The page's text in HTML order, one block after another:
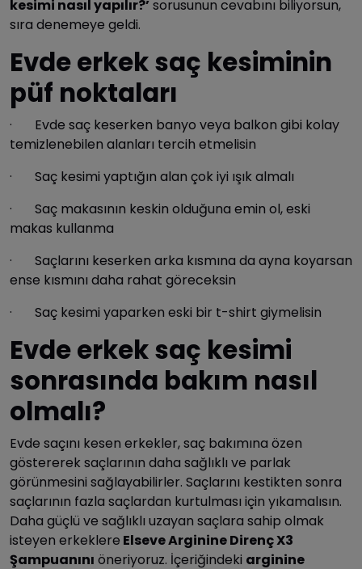
kesimi nasıl yapılır?’sorusunun cevabını biliyorsun,
sıra denemeye geldi.
Evde erkek saç kesiminin
püf noktaları
· Evde saç keserken banyo veya balkon gibi kolay
temizlenebilen alanları tercih etmelisin
· Saç kesimi yaptığın alan çok iyi ışık almalı
· Saç makasının keskin olduğuna emin ol, eski
makas kullanma
· Saçlarını keserken arka kısmına da ayna koyarsan
ense kısmını daha rahat göreceksin
· Saç kesimi yaparken eski bir t-shirt giymelisin
Evde erkek saç kesimi
sonrasında bakım nasıl
olmalı?
Evde saçını kesen erkekler, saç bakımına özen
göstererek saçlarının daha sağlıklı ve parlak
görünmesini sağlayabilirler. Saçlarını kestikten sonra
saçlarının fazla saçlardan kurtulması için yıkamalısın.
Daha güçlü ve sağlıklı uzayan saçlara sahip olmak
isteyen erkeklere Elseve Arginine Direnç X3
Şampuanını öneriyoruz. İçeriğindeki arginine